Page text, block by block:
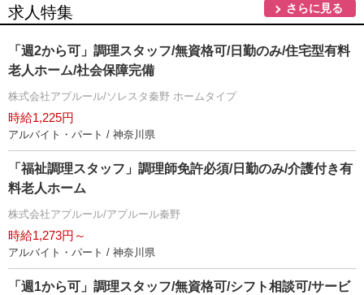
求人特集 さらに見る
「週2から可」調理スタッフ/無資格可/日勤のみ/住宅型有料
老人ホーム/社会保障完備
株式会社アプルール/ソレスタ秦野 ホームタイプ
時給1,225円
アルバイト・パート / 神奈川県
「福祉調理スタッフ」調理師免許必須/日勤のみ/介護付き有
料老人ホーム
株式会社アプルール/アプルール秦野
時給1,273円～
アルバイト・パート / 神奈川県
「週1から可」調理スタッフ/無資格可/シフト相談可/サービ